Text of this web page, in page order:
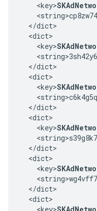
    <key>
  </dict>
  <dict>
    <key>
  </dict>
  <dict>
    <key>
  </dict>
  <dict>
    <key>
  </dict>
  <dict>
    <key>
  </dict>
  <dict>